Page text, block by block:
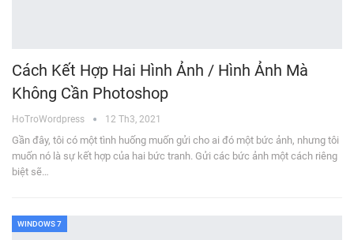
Cách Kết Hợp Hai Hình Ảnh / Hình Ảnh Mà
Không Cần Photoshop
HoTroWordpress 12 Th3, 2021
Gần đây, tôi có một tình huống muốn gửi cho ai đó một bức ảnh, nhưng tôi
muốn nó là sự kết hợp của hai bức tranh. Gửi các bức ảnh một cách riêng
biệt sẽ…
WINDOWS 7